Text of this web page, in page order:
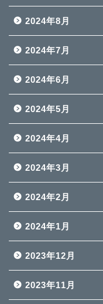
2024年8月
2024年7月
2024年6月
2024年5月
2024年4月
2024年3月
2024年2月
2024年1月
2023年12月
2023年11月